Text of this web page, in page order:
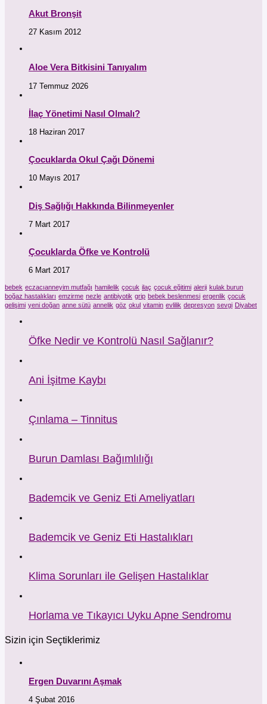
Akut Bronşit
27 Kasım 2012
Aloe Vera Bitkisini Tanıyalım
17 Temmuz 2026
İlaç Yönetimi Nasıl Olmalı?
18 Haziran 2017
Çocuklarda Okul Çağı Dönemi
10 Mayıs 2017
Diş Sağlığı Hakkında Bilinmeyenler
7 Mart 2017
Çocuklarda Öfke ve Kontrolü
6 Mart 2017
bebek eczacıanneyim mutfağı hamilelik çocuk ilaç çocuk eğitimi alerji kulak burun
boğaz hastalıkları emzirme nezle antibiyotik grip bebek beslenmesi ergenlik çocuk
gelişimi yeni doğan anne sütü annelik göz okul vitamin evlilik depresyon sevgi Diyabet
Öfke Nedir ve Kontrolü Nasıl Sağlanır?
Ani İşitme Kaybı
Çınlama – Tinnitus
Burun Damlası Bağımlılığı
Bademcik ve Geniz Eti Ameliyatları
Bademcik ve Geniz Eti Hastalıkları
Klima Sorunları ile Gelişen Hastalıklar
Horlama ve Tıkayıcı Uyku Apne Sendromu
Sizin için Seçtiklerimiz
Ergen Duvarını Aşmak
4 Şubat 2016